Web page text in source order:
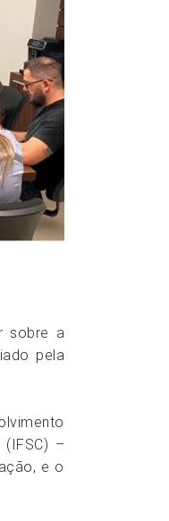
sobre a
pela
–
e o